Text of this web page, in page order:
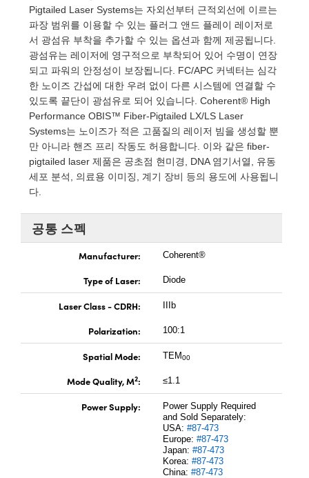
Gratings™
Components
(UFI)
Pigtailed Laser Systems는 자외선부터 근적외선에 이르는
파장 범위를 이용할 수 있는 플러그 앤드 플레이 레이저로
서 광섬유 부착을 추가할 수 있는 옵션과 함께 제공됩니다.
광섬유는 레이저에 영구적으로 부착되어 있어 수명이 연장
되고 파워의 안정성이 보장됩니다. FC/APC 커넥터는 심각
한 노이즈 간섭에 대한 우려 없이 다른 시스템에 연결할 수
있도록 끝단이 광섬유로 되어 있습니다. Coherent® High
Performance OBIS™ Fiber-Pigtailed LX/LS Laser
Systems는 노이즈가 적은 고품질의 레이저 빔을 생성할 뿐
만 아니라 핸즈 프리 작동도 허용합니다. 이와 같은 fiber-
pigtailed laser 제품은 공초점 현미경, DNA 염기서열, 유동
세포 분석, 의료용 이미징, 계기 장비 등의 용도에 사용됩니
다.
공통 스펙
Manufacturer: Coherent®
Type of Laser: Diode
Laser Class - CDRH: IIIb
Polarization: 100:1
Spatial Mode: TEM00
Mode Quality, M2: ≤1.1
Power Supply:
Power Supply Required
and Sold Separately:
USA: #87-473
Europe: #87-473
Japan: #87-473
Korea: #87-473
China: #87-473